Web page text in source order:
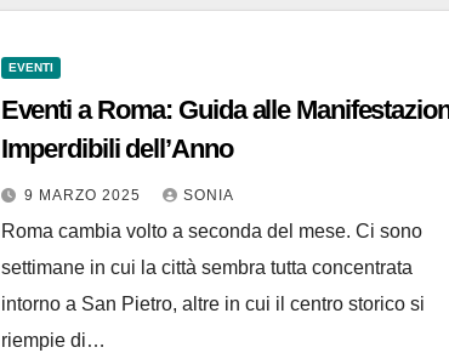
EVENTI
Eventi a Roma: Guida alle
Imperdibili dell’Anno
9 MARZO 2025 SONIA
Roma cambia volto a seconda del mese. Ci sono
settimane in cui la città sembra tutta concentrata
intorno a San Pietro, altre in cui il centro storico si
riempie di…